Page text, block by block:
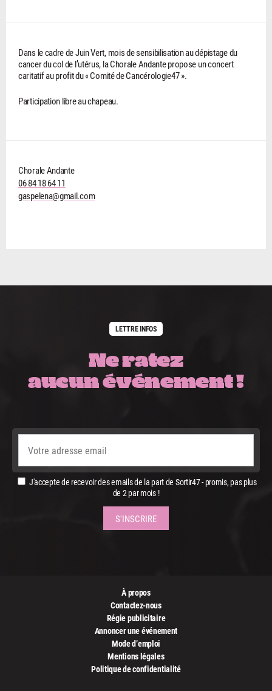
Dans le cadre de Juin Vert, mois de sensibilisation au dépistage du
cancer du col de l’utérus, la Chorale Andante propose un concert
caritatif au profit du « Comité de Cancérologie47 ».
Participation libre au chapeau.
Chorale Andante
06 84 18 64 11
gaspelena@gmail.com
LETTRE INFOS
Ne ratez
aucun événement !
J'accepte de recevoir des emails de la part de Sortir47 - promis, pas plus
de 2 par mois !
À propos
Contactez-nous
Régie publicitaire
Annoncer une événement
Mode d’emploi
Mentions légales
Politique de confidentialité